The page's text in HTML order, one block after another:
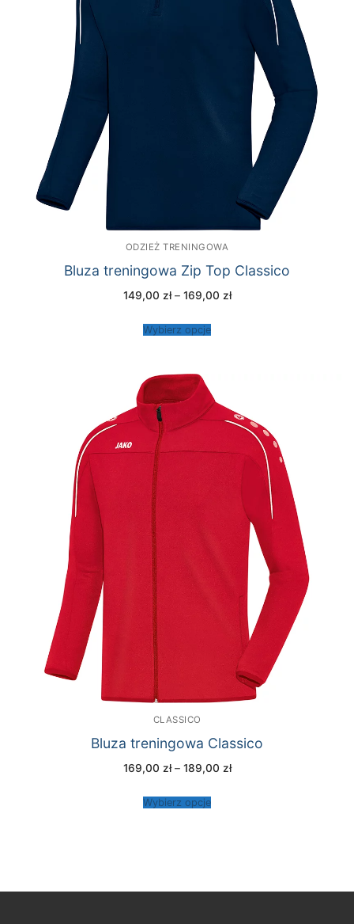
ODZIEŻ TRENINGOWA
Bluza treningowa Zip Top Classico
149,00 zł – 169,00 złZakres
Wybierz opcje
CLASSICO
Bluza treningowa Classico
169,00 zł – 189,00 złZakres
Wybierz opcje